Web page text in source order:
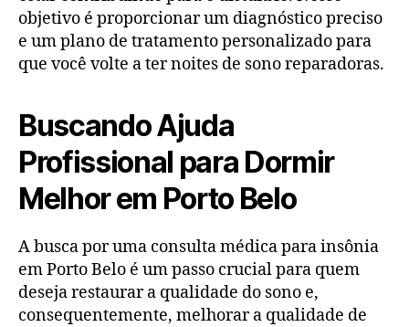
objetivo é proporcionar um diagnóstico preciso
e um plano de tratamento personalizado para
que você volte a ter noites de sono reparadoras.
Buscando Ajuda
Profissional para Dormir
Melhor em Porto Belo
A busca por uma consulta médica para insônia
em Porto Belo é um passo crucial para quem
deseja restaurar a qualidade do sono e,
consequentemente, melhorar a qualidade de